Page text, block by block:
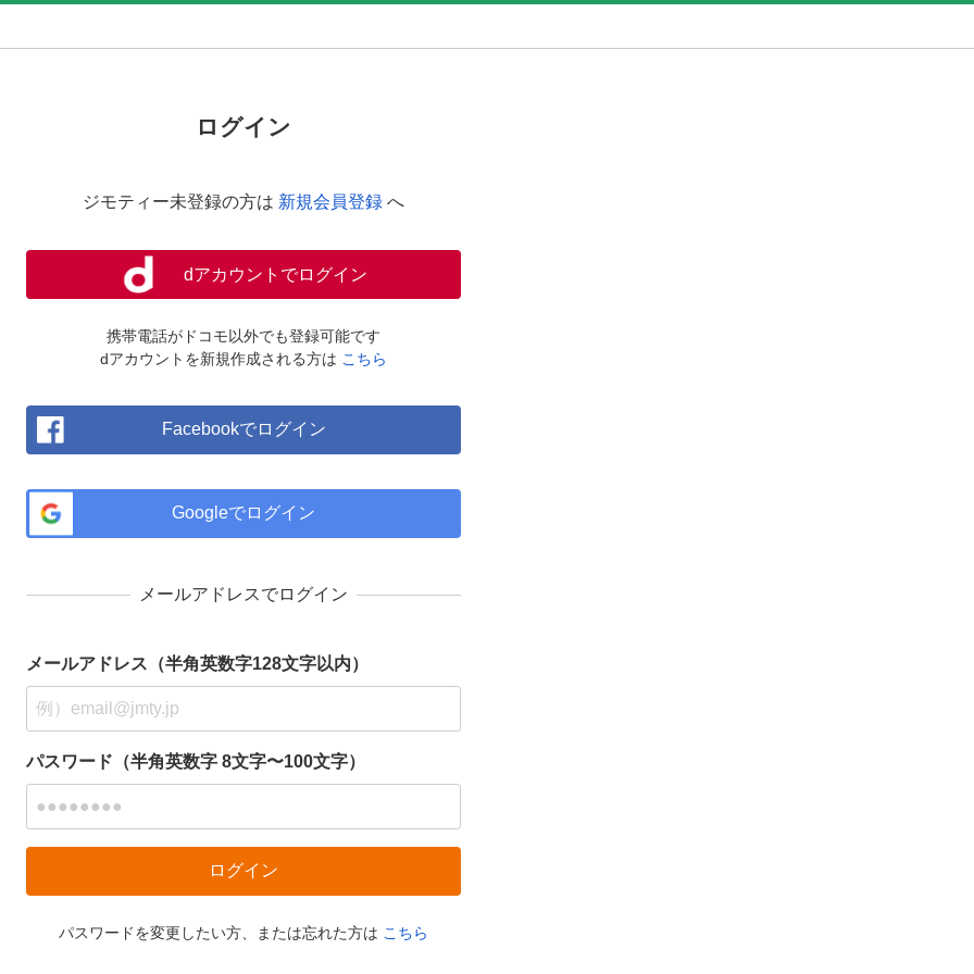
ログイン
ジモティー未登録の方は 新規会員登録 へ
dアカウントでログイン
携帯電話がドコモ以外でも登録可能です
dアカウントを新規作成される方は こちら
Facebookでログイン
Googleでログイン
メールアドレスでログイン
メールアドレス（半角英数字128文字以内）
パスワード（半角英数字 8文字〜100文字）
パスワードを変更したい方、または忘れた方は こちら